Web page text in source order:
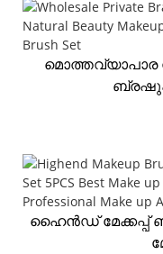
മൊത്തവ്യാപാര
ഹൈൻഡ് മേക്കപ്പ്